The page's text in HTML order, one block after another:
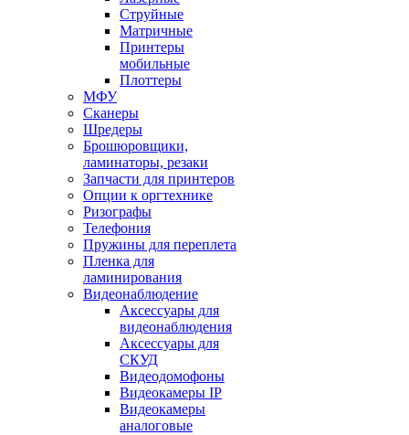
Струйные
Матричные
Принтеры
мобильные
Плоттеры
МФУ
Сканеры
Шредеры
Брошюровщики,
ламинаторы, резаки
Запчасти для принтеров
Опции к оргтехнике
Ризографы
Телефония
Пружины для переплета
Пленка для
ламинирования
Видеонаблюдение
Аксессуары для
видеонаблюдения
Аксессуары для
СКУД
Видеодомофоны
Видеокамеры IP
Видеокамеры
аналоговые